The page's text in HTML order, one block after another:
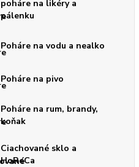
poháre na likéry a
pálenku
Poháre na vodu a nealko
Poháre na pivo
Poháre na rum, brandy,
koňak
Ciachované sklo a
HoReCa